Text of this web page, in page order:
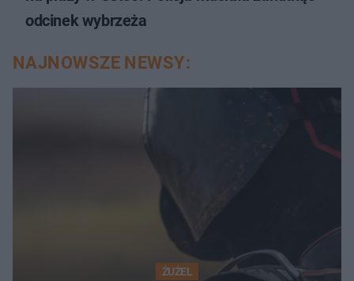
odcinek wybrzeża
NAJNOWSZE NEWSY:
ŻUŻEL